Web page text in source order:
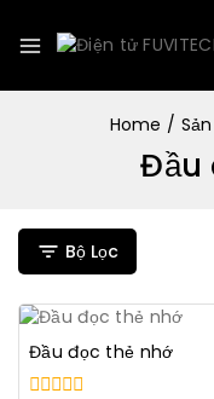
Home /
Đầu
Bộ Lọc
Đầu đọc thẻ nhớ